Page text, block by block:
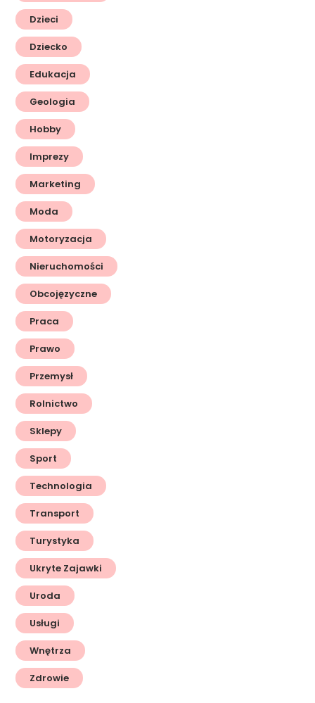
Dzieci
Dziecko
Edukacja
Geologia
Hobby
Imprezy
Marketing
Moda
Motoryzacja
Nieruchomości
Obcojęzyczne
Praca
Prawo
Przemysł
Rolnictwo
Sklepy
Sport
Technologia
Transport
Turystyka
Ukryte Zajawki
Uroda
Usługi
Wnętrza
Zdrowie